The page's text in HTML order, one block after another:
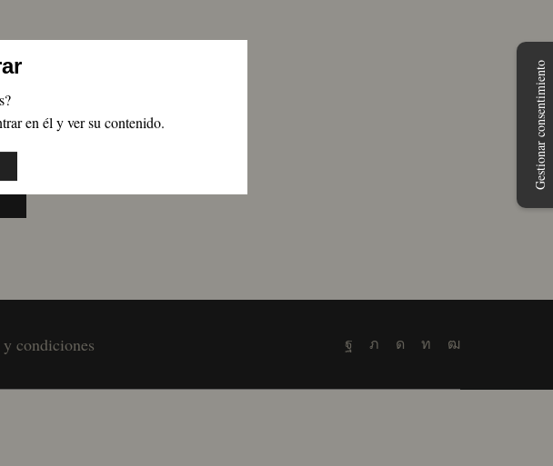
en él y ver su contenido.
PRODUCTOS
menos específicos.
condiciones Facebook
TwitterInstagram
LinkedinYoutube
Gestionar consentimiento